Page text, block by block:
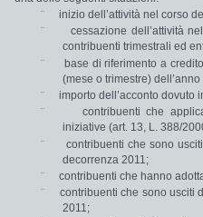
¨
inizio dell’attività nel corso del
¨
cessazione dell’attività nel
contribuenti trimestrali ed
¨
base di riferimentoa credito
(mese o trimestre)
¨
importo dell ’acconto dovuto
¨
contribuenti che
iniziative (art. 13, L. 388/
¨
contribuenti che sono
decorrenza 2011;
¨
contribuenti che hanno
¨
contribuenti che sono usciti
2011;